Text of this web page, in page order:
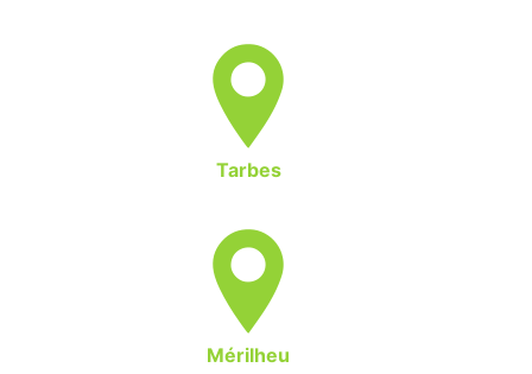
Tarbes
Mérilheu